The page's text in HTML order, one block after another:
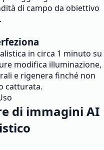
di campo da obiettivo
in circa 1 minuto su
modifica illuminazione,
e rigenera finché non
catturata.
di immagini AI